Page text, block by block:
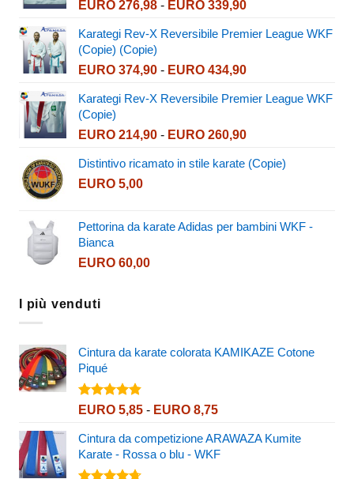
EURO276,98 - EURO339,90Fascia
prezzo:
EURO 276,98
EURO 339,90
Karategi Rev-X Reversibile Premier League WKF
(Copie) (Copie)
EURO374,90 - EURO434,90Fascia
prezzo:
EURO 374,90
EURO 434,90
Karategi Rev-X Reversibile Premier League WKF
(Copie)
EURO214,90 - EURO260,90Fascia
prezzo:
EURO 260,90
Distintivo ricamato in stile karate (Copie)
EURO5,00
Pettorina da karate Adidas per bambini WKF -
Bianca
EURO60,00
I più venduti
Cintura da karate colorata KAMIKAZE Cotone
Piqué
Valutato
EURO5,85 - EURO8,75Fascia
prezzo:
da
Cintura da competizione ARAWAZA Kumite
Karate - Rossa o blu - WKF